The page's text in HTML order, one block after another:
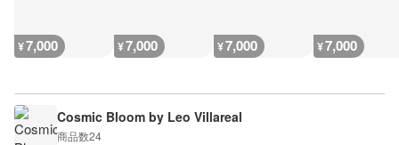
¥7,000 ¥7,000 ¥7,000 ¥7,000
Cosmic Bloom by Leo Villareal
商品数24